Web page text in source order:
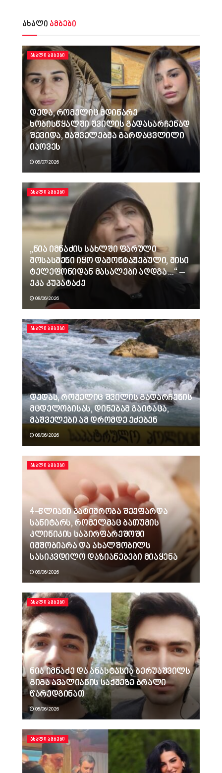
ახალი ამბები
ᲐᲮᲐᲚᲘ ᲐᲛᲑᲔᲑᲘ
დედა, რომელიც მდინარე
ხობისწყალში შვილის გადასარჩენად
შევიდა, მაშველებმა გარდაცვლილი
იპოვეს
08/07/2026
ᲐᲮᲐᲚᲘ ᲐᲛᲑᲔᲑᲘ
„ნია იმნაძის სახლში ფარული
მოსასმენი იყო დამონტაჟებული, მისი
ტელეფონიდან მასალები აღდგა…“ –
ეკა კუპატაძე
08/06/2026
ᲐᲮᲐᲚᲘ ᲐᲛᲑᲔᲑᲘ
დედას, რომელიც შვილის გადარჩენის
მცდელობისას, დინებამ გაიტაცა,
მაშველები ამ დრომდე ეძებენ
08/06/2026
ᲐᲮᲐᲚᲘ ᲐᲛᲑᲔᲑᲘ
4-წლიანი პატიმრობა შეეფარდა
სანიტარს, რომელმაც ბათუმის
კლინიკის საპირფარეშოში
იმშობიარა და ახალშობილს
სასიკვდილო დაზიანებები მიაყენა
08/06/2026
ᲐᲮᲐᲚᲘ ᲐᲛᲑᲔᲑᲘ
ნია იმნაძე და ანასტასია ბერუაშვილს
გიგა ავალიანის საქმეზე ბრალი
წარედგინათ
08/06/2026
ᲐᲮᲐᲚᲘ ᲐᲛᲑᲔᲑᲘ